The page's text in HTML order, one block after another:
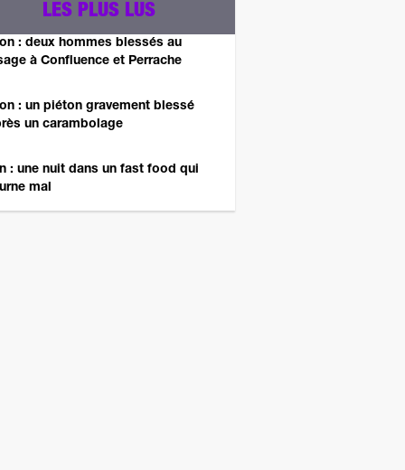
LES PLUS LUS
: deux hommes blessés au
à Confluence et Perrache
: un piéton gravement blessé
un carambolage
: une nuit dans un fast food qui
mal